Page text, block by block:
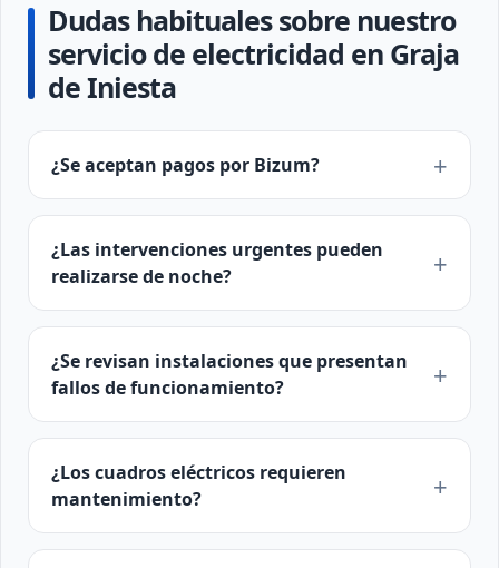
Dudas habituales sobre nuestro
servicio de electricidad en Graja
de Iniesta
¿Se aceptan pagos por Bizum?
¿Las intervenciones urgentes pueden
realizarse de noche?
¿Se revisan instalaciones que presentan
fallos de funcionamiento?
¿Los cuadros eléctricos requieren
mantenimiento?